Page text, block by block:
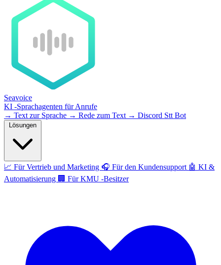
Seavoice
KI -Sprachagenten für Anrufe
→ Text zur Sprache → Rede zum Text → Discord Stt Bot
📈 Für Vertrieb und Marketing 🎧 Für den Kundensupport 🤖 KI &
Automatisierung 🏢 Für KMU -Besitzer